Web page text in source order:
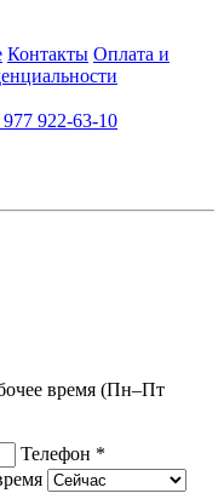
Контакты Оплата и
922-63-10
время (Пн–Пт
Телефон *